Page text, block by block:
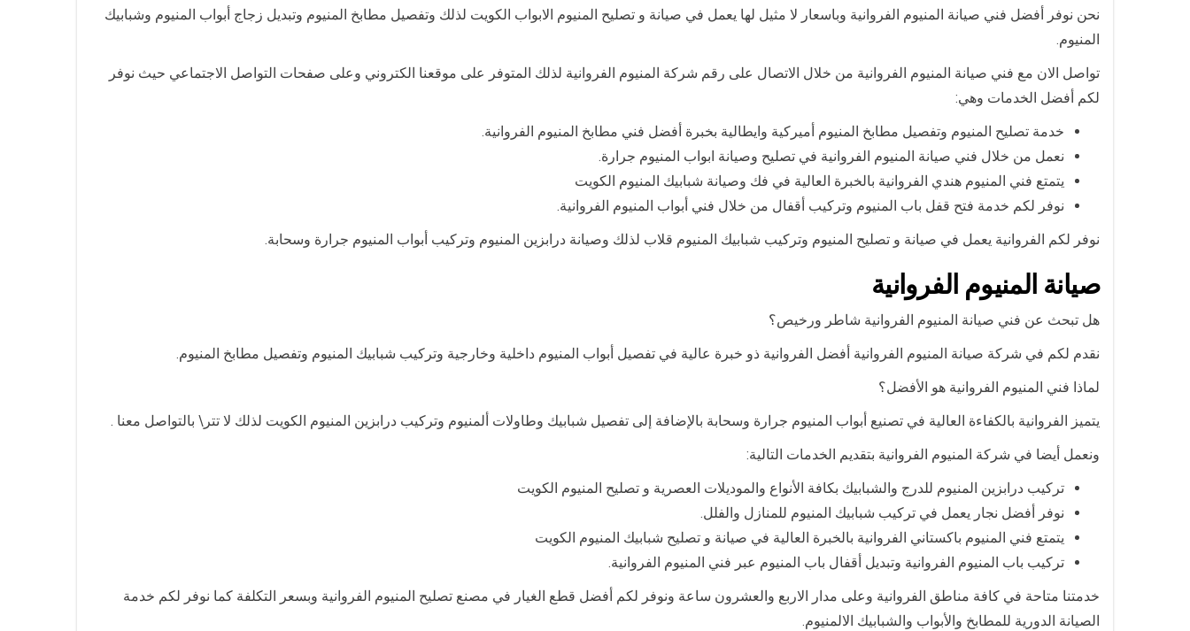
نحن نوفر أفضل فني صيانة المنيوم الفروانية وباسعار لا مثيل لها يعمل في صيانة و تصليح المنيوم الابواب الكويت لذلك وتفصيل مطابخ المنيوم وتبديل زجاج أبواب المنيوم وشبابيك
المنيوم.
تواصل الان مع فني صيانة المنيوم الفروانية من خلال الاتصال على رقم شركة المنيوم الفروانية لذلك المتوفر على موقعنا الكتروني وعلى صفحات التواصل الاجتماعي حيث نوفر
لكم أفضل الخدمات وهي:
خدمة تصليح المنيوم وتفصيل مطابخ المنيوم أميركية وايطالية بخبرة أفضل فني مطابخ المنيوم الفروانية.
نعمل من خلال فني صيانة المنيوم الفروانية في تصليح وصيانة ابواب المنيوم جرارة.
يتمتع فني المنيوم هندي الفروانية بالخبرة العالية في فك وصيانة شبابيك المنيوم الكويت
نوفر لكم خدمة فتح قفل باب المنيوم وتركيب أقفال من خلال فني أبواب المنيوم الفروانية.
نوفر لكم الفروانية يعمل في صيانة و تصليح المنيوم وتركيب شبابيك المنيوم قلاب لذلك وصيانة درابزين المنيوم وتركيب أبواب المنيوم جرارة وسحابة.
صيانة المنيوم الفروانية
هل تبحث عن فني صيانة المنيوم الفروانية شاطر ورخيص؟
نقدم لكم في شركة صيانة المنيوم الفروانية أفضل الفروانية ذو خبرة عالية في تفصيل أبواب المنيوم داخلية وخارجية وتركيب شبابيك المنيوم وتفصيل مطابخ المنيوم.
لماذا فني المنيوم الفروانية هو الأفضل؟
يتميز الفروانية بالكفاءة العالية في تصنيع أبواب المنيوم جرارة وسحابة بالإضافة إلى تفصيل شبابيك وطاولات ألمنيوم وتركيب درابزين المنيوم الكويت لذلك لا تتر\ بالتواصل معنا .
ونعمل أيضا في شركة المنيوم الفروانية بتقديم الخدمات التالية:
تركيب درابزين المنيوم للدرج والشبابيك بكافة الأنواع والموديلات العصرية و تصليح المنيوم الكويت
نوفر أفضل نجار يعمل في تركيب شبابيك المنيوم للمنازل والفلل.
يتمتع فني المنيوم باكستاني الفروانية بالخبرة العالية في صيانة و تصليح شبابيك المنيوم الكويت
تركيب باب المنيوم الفروانية وتبديل أقفال باب المنيوم عبر فني المنيوم الفروانية.
خدمتنا متاحة في كافة مناطق الفروانية وعلى مدار الاربع والعشرون ساعة ونوفر لكم أفضل قطع الغيار في مصنع تصليح المنيوم الفروانية وبسعر التكلفة كما نوفر لكم خدمة
الصيانة الدورية للمطابخ والأبواب والشبابيك الالمنيوم.